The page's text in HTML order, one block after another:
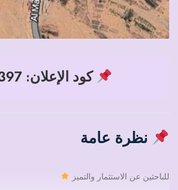
كود الإعلان: 34397
نظرة عامة
للباحثين عن الاستثمار والتميز